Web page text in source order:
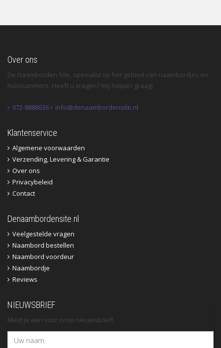
Over ons
De Naamborden Site, specialist op het gebied van naambordjes en
huisnummers. Heeft u vragen? Wij helpen graag!
072-8888636 info@denaambordensite.nl
Klantenservice
Algemene voorwaarden
Verzending, Levering & Garantie
Over ons
Privacybeleid
Contact
Denaambordensite.nl
Veelgestelde vragen
Naambord bestellen
Naambord voordeur
Naambordje
Reviews
NIEUWSBRIEF
Meld je aan voor onze nieuwsbrief!